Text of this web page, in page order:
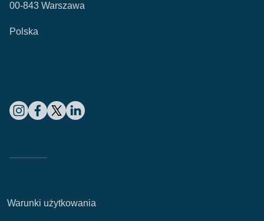
00-843 Warszawa
Polska
Warunki użytkowania